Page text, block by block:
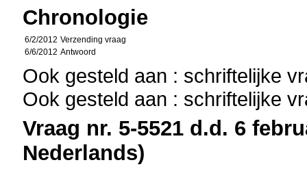
Chronologie
6/2/2012 Verzending vraag
6/6/2012 Antwoord
Ook gesteld aan : schriftelijke
Ook gesteld aan : schriftelijke
Vraag nr. 5-5521 d.d. 6
Nederlands)